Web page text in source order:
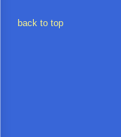
back to top